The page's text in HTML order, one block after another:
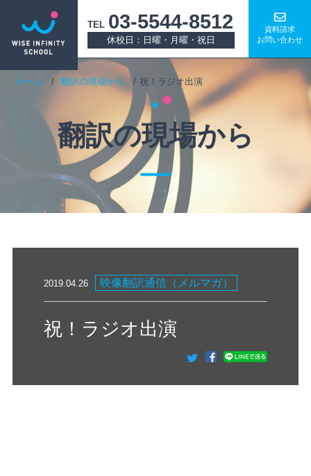
TEL 03-5544-8512
休校日：日曜・月曜・祝日
資料請求
お問い合わせ
ホーム 翻訳の現場から 祝！ラジオ出演
翻訳の現場から
2019.04.26 映像翻訳通信（メルマガ）
祝！ラジオ出演